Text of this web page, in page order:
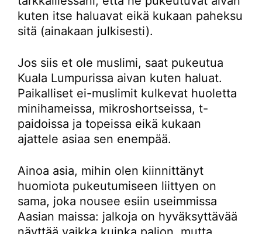
kuten itse haluavat eikä kukaan paheksu
sitä (ainakaan julkisesti).
Jos siis et ole muslimi, saat pukeutua
Kuala Lumpurissa aivan kuten haluat.
Paikalliset ei-muslimit kulkevat huoletta
minihameissa, mikroshortseissa, t-
paidoissa ja topeissa eikä kukaan
ajattele asiaa sen enempää.
Ainoa asia, mihin olen kiinnittänyt
huomiota pukeutumiseen liittyen on
sama, joka nousee esiin useimmissa
Aasian maissa: jalkoja on hyväksyttävää